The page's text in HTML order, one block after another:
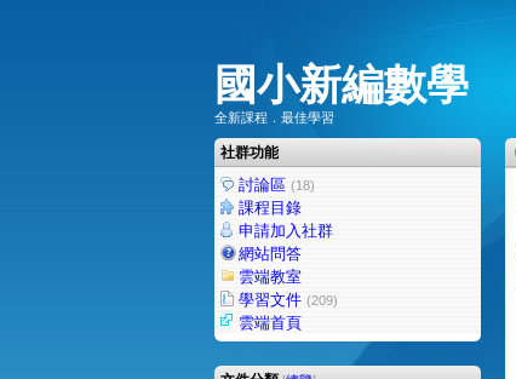
國小新編數學
全新課程．最佳學習
社群功能
討論區 (18)
課程目錄
申請加入社群
網站問答
雲端教室
學習文件 (209)
雲端首頁